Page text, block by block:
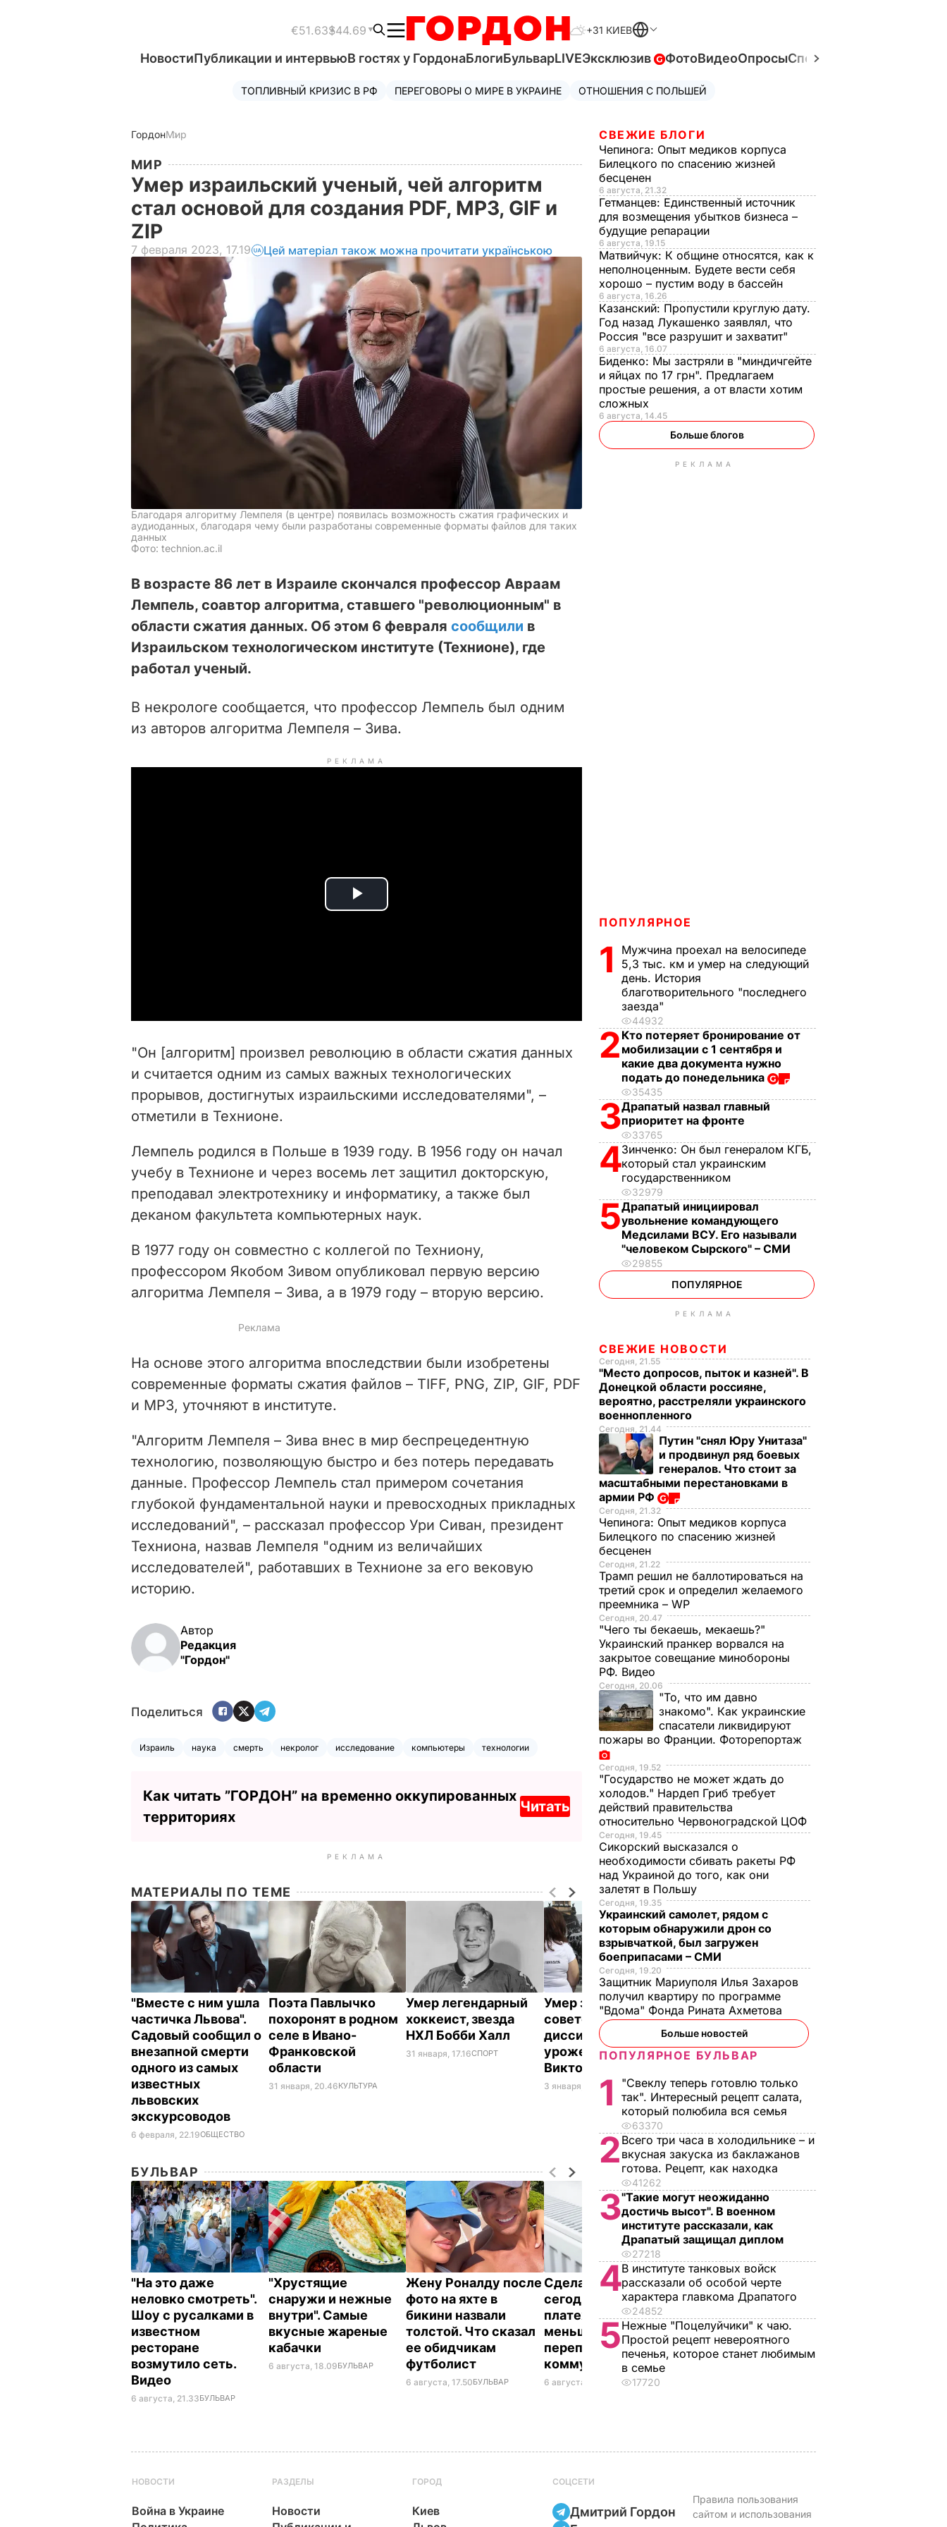
€51.63$44.69 +31 КИЕВ
НовостиПубликации и интервьюВ гостях у ГордонаБлогиБульварLIVEЭксклюзив ФотоВидеоОпросыСпецпроекты
ТОПЛИВНЫЙ КРИЗИС В РФ ПЕРЕГОВОРЫ О МИРЕ В УКРАИНЕ ОТНОШЕНИЯ С ПОЛЬШЕЙ
ГордонМир
МИР
Умер израильский ученый, чей алгоритм
стал основой для создания PDF, MP3, GIF и
ZIP
7 февраля 2023, 17.19 Цей матеріал також можна прочитати українською
Благодаря алгоритму Лемпеля (в центре) появилась возможность сжатия графических и
аудиоданных, благодаря чему были разработаны современные форматы файлов для таких
данных
Фото: technion.ac.il
В возрасте 86 лет в Израиле скончался профессор Авраам
Лемпель, соавтор алгоритма, ставшего "революционным" в
области сжатия данных. Об этом 6 февраля сообщили в
Израильском технологическом институте (Технионе), где
работал ученый.
В некрологе сообщается, что профессор Лемпель был одним
из авторов алгоритма Лемпеля – Зива.
РЕКЛАМА
P
i
d
o
"Он [алгоритм] произвел революцию в области сжатия данных
и считается одним из самых важных технологических
прорывов, достигнутых израильскими исследователями", –
отметили в Технионе.
Лемпель родился в Польше в 1939 году. В 1956 году он начал
учебу в Технионе и через восемь лет защитил докторскую,
преподавал электротехнику и информатику, а также был
деканом факультета компьютерных наук.
В 1977 году он совместно с коллегой по Техниону,
профессором Якобом Зивом опубликовал первую версию
алгоритма Лемпеля – Зива, а в 1979 году – вторую версию.
На основе этого алгоритма впоследствии были изобретены
современные форматы сжатия файлов – TIFF, PNG, ZIP, GIF, PDF
и MP3, уточняют в институте.
"Алгоритм Лемпеля – Зива внес в мир беспрецедентную
технологию, позволяющую быстро и без потерь передавать
данные. Профессор Лемпель стал примером сочетания
глубокой фундаментальной науки и превосходных прикладных
исследований", – рассказал профессор Ури Сиван, президент
Техниона, назвав Лемпеля "одним из величайших
исследователей", работавших в Технионе за его вековую
историю.
Автор
Редакция
"Гордон"
Поделиться
Израиль наука смерть некролог исследование компьютеры технологии
Как читать ”ГОРДОН” на временно оккупированных
территориях
Читать
РЕКЛАМА
МАТЕРИАЛЫ ПО ТЕМЕ
"Вместе с ним ушла
частичка Львова".
Садовый сообщил о
внезапной смерти
одного из самых
известных
львовских
экскурсоводов
6 февраля, 22.19ОБЩЕСТВО
Поэта Павлычко
похоронят в родном
селе в Ивано-
Франковской
области
31 января, 20.46КУЛЬТУРА
Умер легендарный
хоккеист, звезда
НХЛ Бобби Халл
31 января, 17.16СПОРТ
Умер знаменитый
советский
диссидент,
уроженец Харькова
Виктор Файнберг
3 января, 22.38
БУЛЬВАР
"На это даже
неловко смотреть".
Шоу с русалками в
известном
ресторане
возмутило сеть.
Видео
6 августа, 21.33БУЛЬВАР
"Хрустящие
снаружи и нежные
внутри". Самые
вкусные жареные
кабачки
6 августа, 18.09БУЛЬВАР
Жену Роналду после
фото на яхте в
бикини назвали
толстой. Что сказал
ее обидчикам
футболист
6 августа, 17.50БУЛЬВАР
Сделайте это
сегодня – и
платежки станут
меньше. Как не
переплачивать за
коммуналку
6 августа, 17.17 БУЛЬВАР
Почему Чарльз III на
самом деле
проигнорировал 45-
летие жены принца
Гарри и не поздравил
невестку
СВЕЖИЕ БЛОГИ
Чепинога: Опыт медиков корпуса
Билецкого по спасению жизней
бесценен
6 августа, 21.32
Гетманцев: Единственный источник
для возмещения убытков бизнеса –
будущие репарации
6 августа, 19.15
Матвийчук: К общине относятся, как к
неполноценным. Будете вести себя
хорошо – пустим воду в бассейн
6 августа, 16.26
Казанский: Пропустили круглую дату.
Год назад Лукашенко заявлял, что
Россия "все разрушит и захватит"
6 августа, 16.07
Биденко: Мы застряли в "миндичгейте
и яйцах по 17 грн". Предлагаем
простые решения, а от власти хотим
сложных
6 августа, 14.45
Больше блогов
РЕКЛАМА
ПОПУЛЯРНОЕ
1
Мужчина проехал на велосипеде
5,3 тыс. км и умер на следующий
день. История
благотворительного "последнего
заезда"
44932
2 Кто потеряет бронирование от
мобилизации с 1 сентября и
какие два документа нужно
подать до понедельника
35435
3Драпатый назвал главный
приоритет на фронте
33765
4Зинченко: Он был генералом КГБ,
который стал украинским
государственником
32979
5Драпатый инициировал
увольнение командующего
Медсилами ВСУ. Его называли
"человеком Сырского" – СМИ
29855
ПОПУЛЯРНОЕ
РЕКЛАМА
СВЕЖИЕ НОВОСТИ
Сегодня, 21.55
"Место допросов, пыток и казней". В
Донецкой области россияне,
вероятно, расстреляли украинского
военнопленного
Сегодня, 21.44
Путин "снял Юру Унитаза"
и продвинул ряд боевых
генералов. Что стоит за
масштабными перестановками в
армии РФ
Сегодня, 21.32
Чепинога: Опыт медиков корпуса
Билецкого по спасению жизней
бесценен
Сегодня, 21.22
Трамп решил не баллотироваться на
третий срок и определил желаемого
преемника – WP
Сегодня, 20.47
"Чего ты бекаешь, мекаешь?"
Украинский пранкер ворвался на
закрытое совещание минобороны
РФ. Видео
Сегодня, 20.06
"То, что им давно
знакомо". Как украинские
спасатели ликвидируют
пожары во Франции. Фоторепортаж
Сегодня, 19.52
"Государство не может ждать до
холодов." Нардеп Гриб требует
действий правительства
относительно Червоноградской ЦОФ
Сегодня, 19.45
Сикорский высказался о
необходимости сбивать ракеты РФ
над Украиной до того, как они
залетят в Польшу
Сегодня, 19.35
Украинский самолет, рядом с
которым обнаружили дрон со
взрывчаткой, был загружен
боеприпасами – СМИ
Сегодня, 19.20
Защитник Мариуполя Илья Захаров
получил квартиру по программе
"Вдома" Фонда Рината Ахметова
Больше новостей
ПОПУЛЯРНОЕ БУЛЬВАР
1
"Свеклу теперь готовлю только
так". Интересный рецепт салата,
который полюбила вся семья
63370
2 Всего три часа в холодильнике – и
вкусная закуска из баклажанов
готова. Рецепт, как находка
41262
3"Такие могут неожиданно
достичь высот". В военном
институте рассказали, как
Драпатый защищал диплом
27218
4В институте танковых войск
рассказали об особой черте
характера главкома Драпатого
24852
5Нежные "Поцелуйчики" к чаю.
Простой рецепт невероятного
печенья, которое станет любимым
в семье
17720
НОВОСТИ
Война в Украине
РАЗДЕЛЫ
Новости
ГОРОД
Киев
СОЦСЕТИ
Дмитрий Гордон
Правила пользования
сайтом и использования